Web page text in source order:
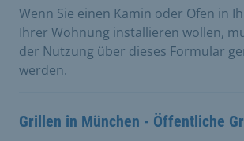
Wenn Sie einen Kamin oder Ofen in
Ihrer Wohnung installieren wollen,
der Nutzung über dieses Formular
werden.
Grillen in München - Öffentliche